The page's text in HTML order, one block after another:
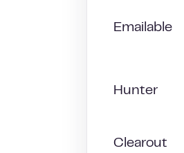
Emailable
Hunter
Clearout